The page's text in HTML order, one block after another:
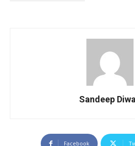
Sandeep
Facebook